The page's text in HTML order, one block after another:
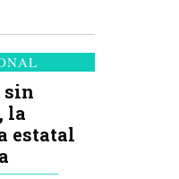
sin
la
estatal